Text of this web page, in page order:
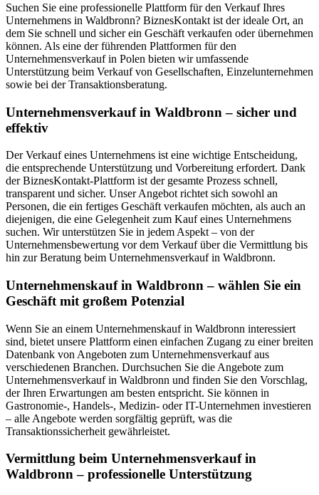
Suchen Sie eine professionelle Plattform für den Verkauf Ihres
Unternehmens in Waldbronn? BiznesKontakt ist der ideale Ort, an
dem Sie schnell und sicher ein Geschäft verkaufen oder übernehmen
können. Als eine der führenden Plattformen für den
Unternehmensverkauf in Polen bieten wir umfassende
Unterstützung beim Verkauf von Gesellschaften, Einzelunternehmen
sowie bei der Transaktionsberatung.
Unternehmensverkauf in Waldbronn – sicher und
effektiv
Der Verkauf eines Unternehmens ist eine wichtige Entscheidung,
die entsprechende Unterstützung und Vorbereitung erfordert. Dank
der BiznesKontakt-Plattform ist der gesamte Prozess schnell,
transparent und sicher. Unser Angebot richtet sich sowohl an
Personen, die ein fertiges Geschäft verkaufen möchten, als auch an
diejenigen, die eine Gelegenheit zum Kauf eines Unternehmens
suchen. Wir unterstützen Sie in jedem Aspekt – von der
Unternehmensbewertung vor dem Verkauf über die Vermittlung bis
hin zur Beratung beim Unternehmensverkauf in Waldbronn.
Unternehmenskauf in Waldbronn – wählen Sie ein
Geschäft mit großem Potenzial
Wenn Sie an einem Unternehmenskauf in Waldbronn interessiert
sind, bietet unsere Plattform einen einfachen Zugang zu einer breiten
Datenbank von Angeboten zum Unternehmensverkauf aus
verschiedenen Branchen. Durchsuchen Sie die Angebote zum
Unternehmensverkauf in Waldbronn und finden Sie den Vorschlag,
der Ihren Erwartungen am besten entspricht. Sie können in
Gastronomie-, Handels-, Medizin- oder IT-Unternehmen investieren
– alle Angebote werden sorgfältig geprüft, was die
Transaktionssicherheit gewährleistet.
Vermittlung beim Unternehmensverkauf in
Waldbronn – professionelle Unterstützung